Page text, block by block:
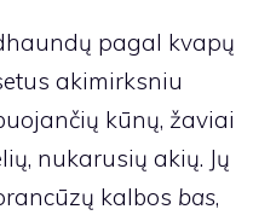
pagal kvapų
akimirksniu
kūnų, žaviai
nukarusių akių. Jų
kalbos bas,